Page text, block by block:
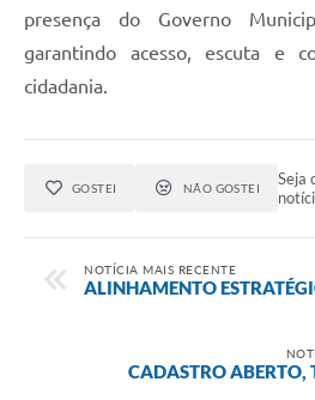
presença do Governo
garantindo acesso, escuta e
cidadania.
GOSTEI NÃO GOSTEI
Seja
NOTÍCIA MAIS RECENTE
ALINHAMENTO
CADASTRO